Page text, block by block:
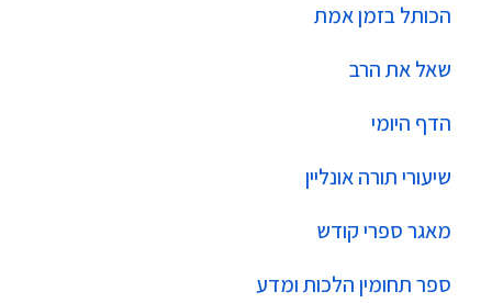
הכותל בזמן אמת
שאל את הרב
הדף היומי
שיעורי תורה אונליין
מאגר ספרי קודש
ספר תחומין הלכות ומדע